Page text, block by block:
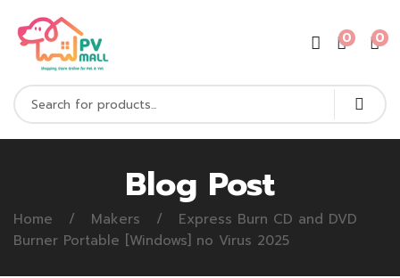
0 0
Blog Post
Home Makers
Express Burn CD and DVD
Burner Portable [Windows] no Virus 2025